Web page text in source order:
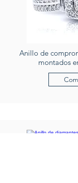
Anillo de
montados